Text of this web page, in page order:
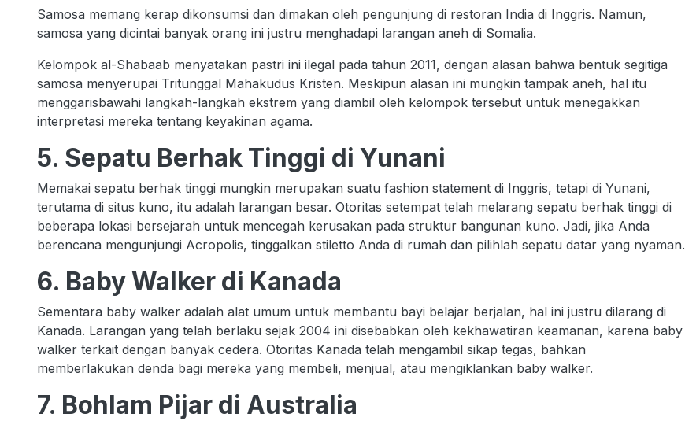
Samosa memang kerap dikonsumsi dan dimakan oleh pengunjung di restoran India di Inggris. Namun,
samosa yang dicintai banyak orang ini justru menghadapi larangan aneh di Somalia.
Kelompok al-Shabaab menyatakan pastri ini ilegal pada tahun 2011, dengan alasan bahwa bentuk segitiga
samosa menyerupai Tritunggal Mahakudus Kristen. Meskipun alasan ini mungkin tampak aneh, hal itu
menggarisbawahi langkah-langkah ekstrem yang diambil oleh kelompok tersebut untuk menegakkan
interpretasi mereka tentang keyakinan agama.
5. Sepatu Berhak Tinggi di Yunani
Memakai sepatu berhak tinggi mungkin merupakan suatu fashion statement di Inggris, tetapi di Yunani,
terutama di situs kuno, itu adalah larangan besar. Otoritas setempat telah melarang sepatu berhak tinggi di
beberapa lokasi bersejarah untuk mencegah kerusakan pada struktur bangunan kuno. Jadi, jika Anda
berencana mengunjungi Acropolis, tinggalkan stiletto Anda di rumah dan pilihlah sepatu datar yang nyaman.
6. Baby Walker di Kanada
Sementara baby walker adalah alat umum untuk membantu bayi belajar berjalan, hal ini justru dilarang di
Kanada. Larangan yang telah berlaku sejak 2004 ini disebabkan oleh kekhawatiran keamanan, karena baby
walker terkait dengan banyak cedera. Otoritas Kanada telah mengambil sikap tegas, bahkan
memberlakukan denda bagi mereka yang membeli, menjual, atau mengiklankan baby walker.
7. Bohlam Pijar di Australia